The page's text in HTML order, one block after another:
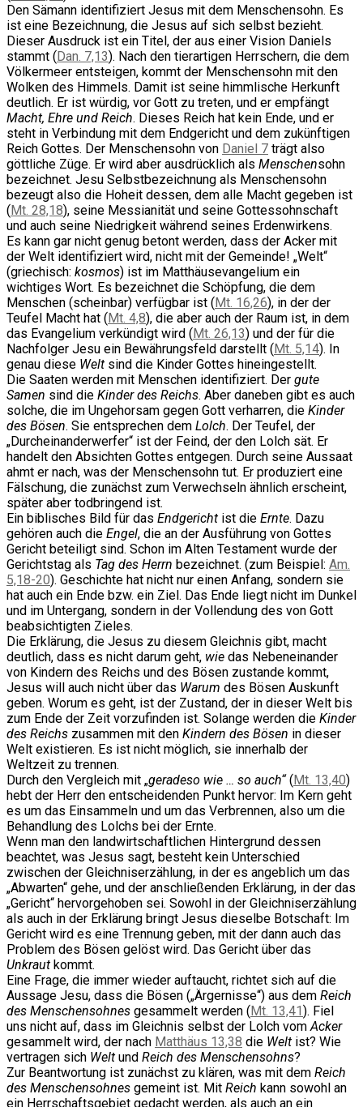
Den Sämann identifiziert Jesus mit dem Menschensohn. Es
ist eine Bezeichnung, die Jesus auf sich selbst bezieht.
Dieser Ausdruck ist ein Titel, der aus einer Vision Daniels
stammt (Dan. 7,13). Nach den tierartigen Herrschern, die dem
Völkermeer entsteigen, kommt der Menschensohn mit den
Wolken des Himmels. Damit ist seine himmlische Herkunft
deutlich. Er ist würdig, vor Gott zu treten, und er empfängt
Macht, Ehre und Reich. Dieses Reich hat kein Ende, und er
steht in Verbindung mit dem Endgericht und dem zukünftigen
Reich Gottes. Der Menschensohn von Daniel 7 trägt also
göttliche Züge. Er wird aber ausdrücklich als Menschensohn
bezeichnet. Jesu Selbstbezeichnung als Menschensohn
bezeugt also die Hoheit dessen, dem alle Macht gegeben ist
(Mt. 28,18), seine Messianität und seine Gottessohnschaft
und auch seine Niedrigkeit während seines Erdenwirkens.
Es kann gar nicht genug betont werden, dass der Acker mit
der Welt identifiziert wird, nicht mit der Gemeinde! „Welt“
(griechisch: kosmos) ist im Matthäusevangelium ein
wichtiges Wort. Es bezeichnet die Schöpfung, die dem
Menschen (scheinbar) verfügbar ist (Mt. 16,26), in der der
Teufel Macht hat (Mt. 4,8), die aber auch der Raum ist, in dem
das Evangelium verkündigt wird (Mt. 26,13) und der für die
Nachfolger Jesu ein Bewährungsfeld darstellt (Mt. 5,14). In
genau diese Welt sind die Kinder Gottes hineingestellt.
Die Saaten werden mit Menschen identifiziert. Der gute
Samen sind die Kinder des Reichs. Aber daneben gibt es auch
solche, die im Ungehorsam gegen Gott verharren, die Kinder
des Bösen. Sie entsprechen dem Lolch. Der Teufel, der
„Durcheinanderwerfer“ ist der Feind, der den Lolch sät. Er
handelt den Absichten Gottes entgegen. Durch seine Aussaat
ahmt er nach, was der Menschensohn tut. Er produziert eine
Fälschung, die zunächst zum Verwechseln ähnlich erscheint,
später aber todbringend ist.
Ein biblisches Bild für das Endgericht ist die Ernte. Dazu
gehören auch die Engel, die an der Ausführung von Gottes
Gericht beteiligt sind. Schon im Alten Testament wurde der
Gerichtstag als Tag des Herrn bezeichnet. (zum Beispiel: Am.
5,18-20). Geschichte hat nicht nur einen Anfang, sondern sie
hat auch ein Ende bzw. ein Ziel. Das Ende liegt nicht im Dunkel
und im Untergang, sondern in der Vollendung des von Gott
beabsichtigten Zieles.
Die Erklärung, die Jesus zu diesem Gleichnis gibt, macht
deutlich, dass es nicht darum geht, wie das Nebeneinander
von Kindern des Reichs und des Bösen zustande kommt,
Jesus will auch nicht über das Warum des Bösen Auskunft
geben. Worum es geht, ist der Zustand, der in dieser Welt bis
zum Ende der Zeit vorzufinden ist. Solange werden die Kinder
des Reichs zusammen mit den Kindern des Bösen in dieser
Welt existieren. Es ist nicht möglich, sie innerhalb der
Weltzeit zu trennen.
Durch den Vergleich mit „geradeso wie … so auch“(Mt. 13,40)
hebt der Herr den entscheidenden Punkt hervor: Im Kern geht
es um das Einsammeln und um das Verbrennen, also um die
Behandlung des Lolchs bei der Ernte.
Wenn man den landwirtschaftlichen Hintergrund dessen
beachtet, was Jesus sagt, besteht kein Unterschied
zwischen der Gleichniserzählung, in der es angeblich um das
„Abwarten“ gehe, und der anschließenden Erklärung, in der das
„Gericht“ hervorgehoben sei. Sowohl in der Gleichniserzählung
als auch in der Erklärung bringt Jesus dieselbe Botschaft: Im
Gericht wird es eine Trennung geben, mit der dann auch das
Problem des Bösen gelöst wird. Das Gericht über das
Unkraut kommt.
Eine Frage, die immer wieder auftaucht, richtet sich auf die
Aussage Jesu, dass die Bösen („Ärgernisse“) aus dem Reich
des Menschensohnes gesammelt werden (Mt. 13,41). Fiel
uns nicht auf, dass im Gleichnis selbst der Lolch vomAcker
gesammelt wird, der nach Matthäus 13,38 die Welt ist? Wie
vertragen sich Welt und Reich des Menschensohns?
Zur Beantwortung ist zunächst zu klären, was mit dem Reich
des Menschensohnes gemeint ist. Mit Reich kann sowohl an
ein Herrschaftsgebiet gedacht werden, als auch an ein